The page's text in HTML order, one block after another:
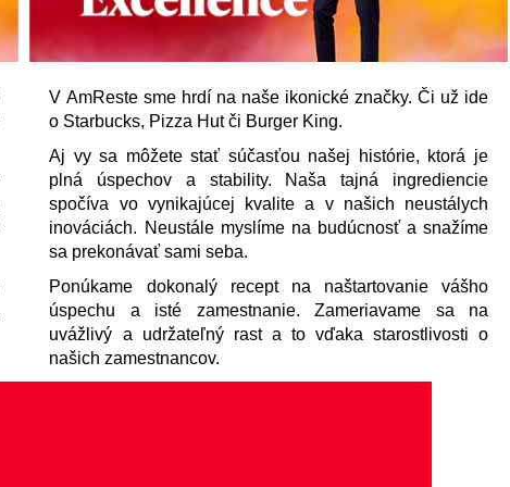
V AmReste sme hrdí na naše ikonické značky. Či už ide
o Starbucks, Pizza Hut či Burger King.
Aj vy sa môžete stať súčasťou našej histórie, ktorá je
plná úspechov a stability. Naša tajná ingrediencie
spočíva vo vynikajúcej kvalite a v našich neustálych
inováciách. Neustále myslíme na budúcnosť a snažíme
sa prekonávať sami seba.
Ponúkame dokonalý recept na naštartovanie vášho
úspechu a isté zamestnanie. Zameriavame sa na
uvážlivý a udržateľný rast a to vďaka starostlivosti o
našich zamestnancov.